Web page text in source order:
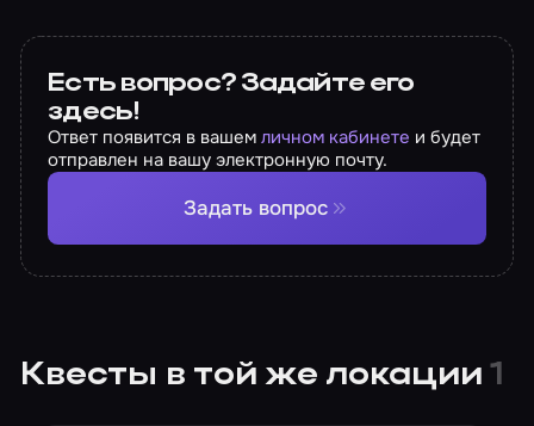
Есть вопрос? Задайте его
здесь!
Ответ появится в вашемличном кабинете и будет
отправлен на вашу электронную почту.
Задать вопрос
Квесты в той же локации1